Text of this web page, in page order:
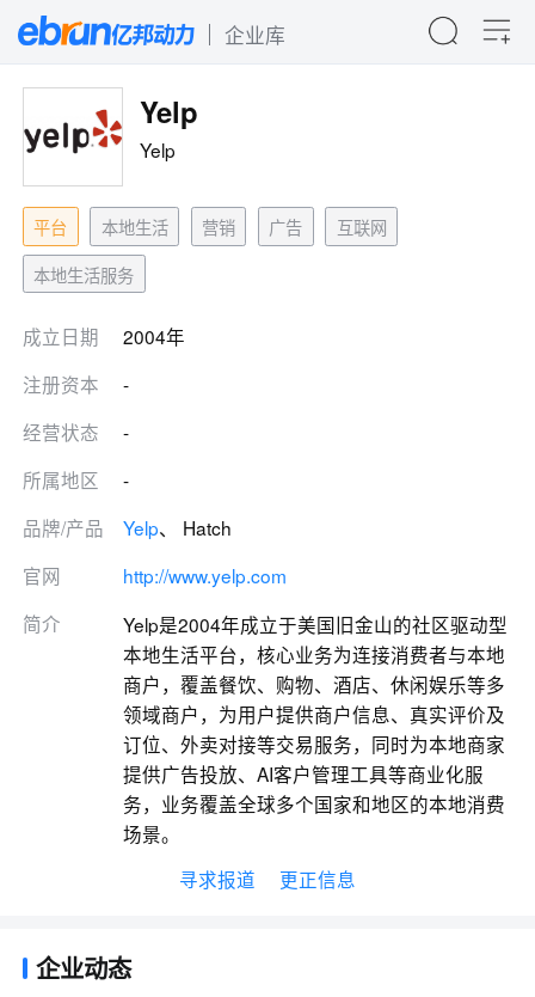
企业库
Yelp
Yelp
平台 本地生活 营销 广告
互联网
本地生活服务
成立日期
2004年
注册资本
-
经营状态
-
所属地区
-
品牌/产品
Yelp、 Hatch
官网
http://www.yelp.com
简介
Yelp是2004年成立于美国旧金山的社区驱动型
本地生活平台，核心业务为连接消费者与本地
商户，覆盖餐饮、购物、酒店、休闲娱乐等多
领域商户，为用户提供商户信息、真实评价及
订位、外卖对接等交易服务，同时为本地商家
提供广告投放、AI客户管理工具等商业化服
务，业务覆盖全球多个国家和地区的本地消费
场景。
寻求报道
更正信息
企业动态